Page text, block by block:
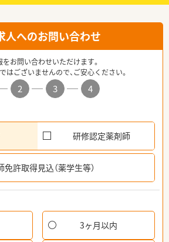
人へのお問い合わせ
お問い合わせいただけます。
はございませんので、ご安心ください。
2 3
4
研修認定薬剤師
免許取得見込（薬学生等）
3ヶ月以内